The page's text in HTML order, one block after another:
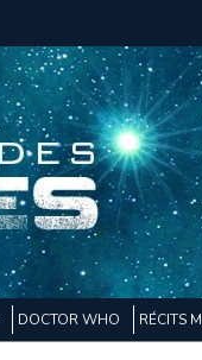
DOCTOR WHO RÉCITS